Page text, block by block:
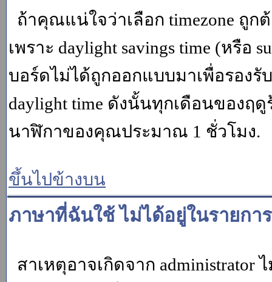
ถ้าคุณแน่ใจว่าเลือก timezone ถู
เพราะ daylight savings time (หรือ
บอร์ดไม่ได้ถูกออกแบบมาเพื่อรอง
daylight time ดังนั้นทุกเดือนของฤ
นาฬิกาของคุณประมาณ 1 ชั่วโมง.
ขึ้นไปข้างบน
ภาษาที่ฉันใช้ ไม่ได้อยู่ในรายกา
สาเหตุอาจเกิดจาก